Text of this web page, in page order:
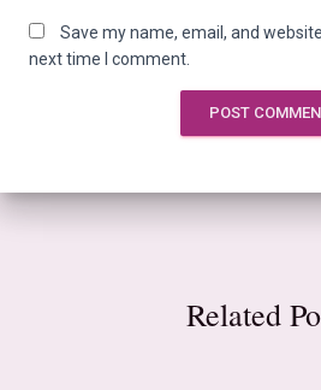
Save my name, email, and
next time I comment.
Related